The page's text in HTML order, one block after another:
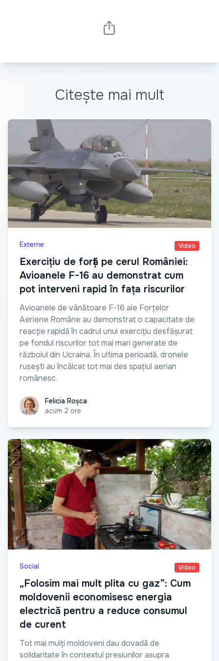
Citește mai mult
Externe Video
Exercițiu de forță pe cerul României:
Avioanele F-16 au demonstrat cum
pot interveni rapid în fața riscurilor
Avioanele de vânătoare F-16 ale Forțelor
Aeriene Române au demonstrat o capacitate de
reacție rapidă în cadrul unui exercițiu desfășurat
pe fondul riscurilor tot mai mari generate de
războiul din Ucraina. În ultima perioadă, dronele
rusești au încălcat tot mai des spațiul aerian
românesc.
Felicia RoșcaFelicia Roșca
acum 2 ore
Social Video
„Folosim mai mult plita cu gaz”: Cum
moldovenii economisesc energia
electrică pentru a reduce consumul
de curent
Tot mai mulți moldoveni dau dovadă de
solidaritate în contextul presiunilor asupra